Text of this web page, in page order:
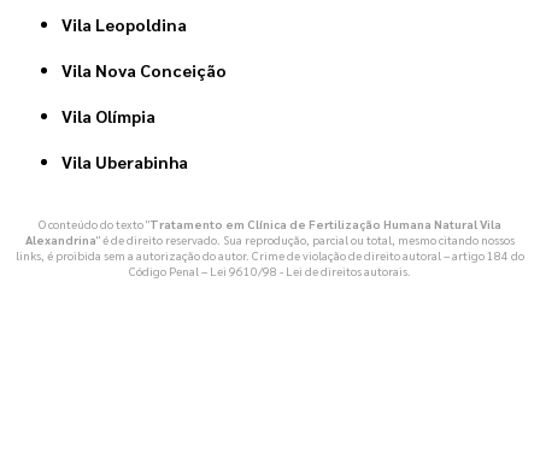
Vila Leopoldina
Vila Nova Conceição
Vila Olímpia
Vila Uberabinha
O conteúdo do texto "Tratamento em Clínica de Fertilização Humana Natural Vila
Alexandrina" é de direito reservado. Sua reprodução, parcial ou total, mesmo citando nossos
links, é proibida sem a autorização do autor. Crime de violação de direito autoral – artigo 184 do
Código Penal – Lei 9610/98 - Lei de direitos autorais